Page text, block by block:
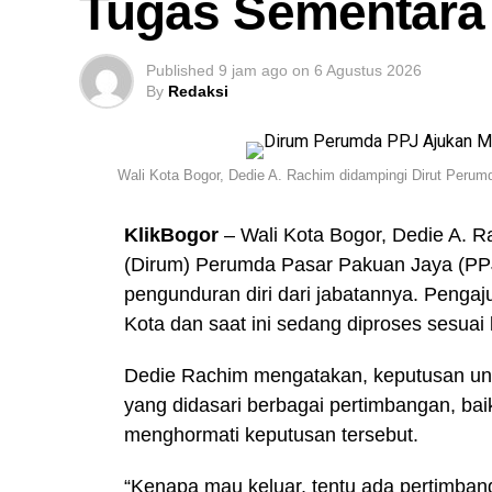
Tugas
Published 9 jam ago on 6 Agustus 2026
By Redaksi
Wali Kota Bogor, Dedie A. Rachim didampingi Dirut
KlikBogor – Wali Kota Bogor, Dedie A.
(Dirum) Perumda Pasar Pakuan Jaya
pengunduran diri dari jabatannya.
Kota dan saat ini sedang diproses
Dedie Rachim mengatakan, keputusan
yang didasari berbagai pertimbangan,
menghormati keputusan tersebut.
“Kenapa mau keluar, tentu ada